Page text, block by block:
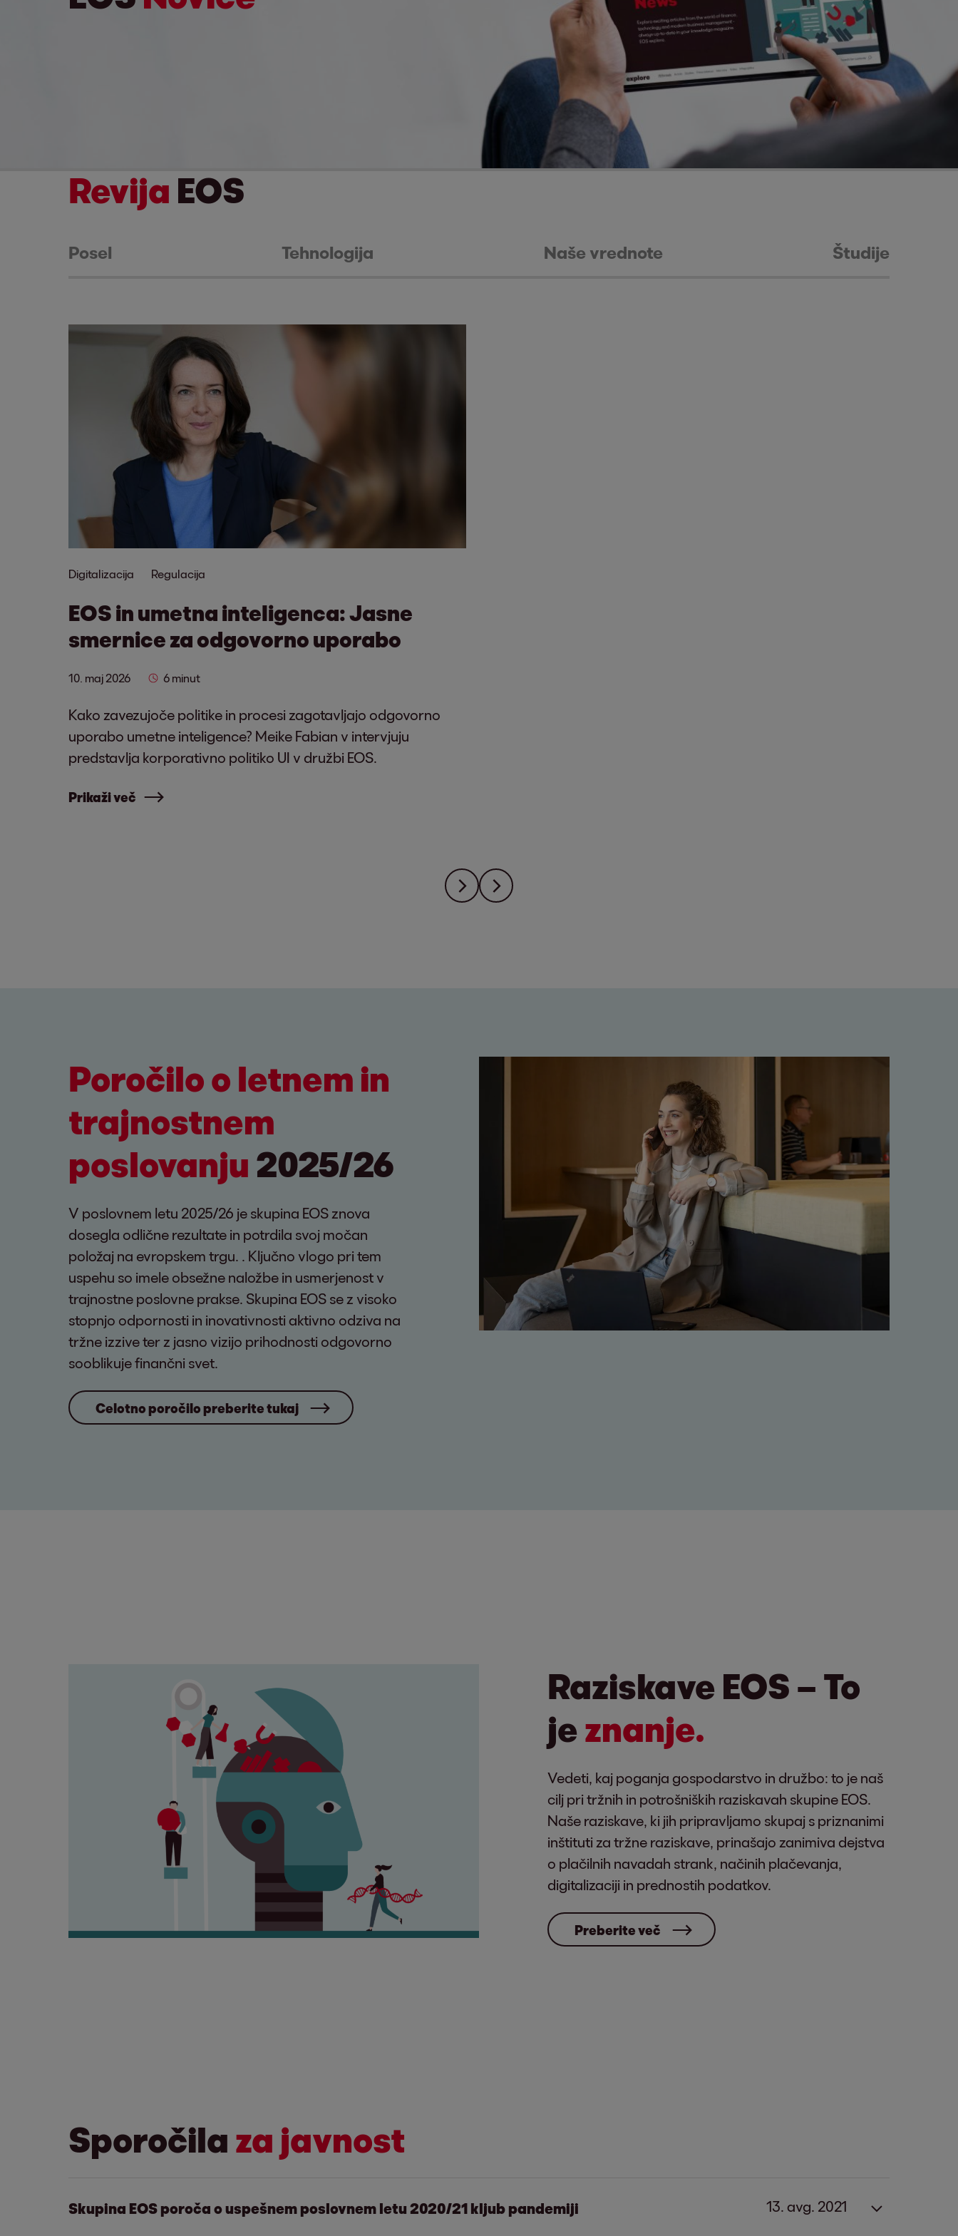
Revija EOS
Posel Tehnologija Naše vrednote Študije
Digitalizacija Regulacija
EOS in umetna inteligenca: Jasne
smernice za odgovorno uporabo
10. maj 2026 6 minut
Kako zavezujoče politike in procesi zagotavljajo odgovorno
uporabo umetne inteligence? Meike Fabian v intervjuju
predstavlja korporativno politiko UI v družbi EOS.
Prikaži več
Poročilo o letnem in
trajnostnem
poslovanju 2025/26
V poslovnem letu 2025/26 je skupina EOS znova
dosegla odlične rezultate in potrdila svoj močan
položaj na evropskem trgu. . Ključno vlogo pri tem
uspehu so imele obsežne naložbe in usmerjenost v
trajnostne poslovne prakse. Skupina EOS se z visoko
stopnjo odpornosti in inovativnosti aktivno odziva na
tržne izzive ter z jasno vizijo prihodnosti odgovorno
sooblikuje finančni svet.
Celotno poročilo preberite tukaj
Raziskave EOS – To
jeznanje.
Vedeti, kaj poganja gospodarstvo in družbo: to je naš
cilj pri tržnih in potrošniških raziskavah skupine EOS.
Naše raziskave, ki jih pripravljamo skupaj s priznanimi
inštituti za tržne raziskave, prinašajo zanimiva dejstva
o plačilnih navadah strank, načinih plačevanja,
digitalizaciji in prednostih podatkov.
Preberite več
Sporočila za javnost
Skupina EOS poroča o uspešnem poslovnem letu 2020/21 kljub pandemiji 13. avg. 2021